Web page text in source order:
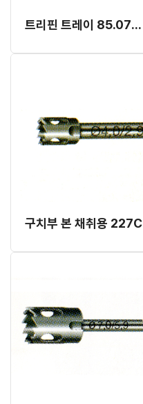
트리핀 트레이 85.070.01 (Helmut Zepf)
구치부 본 채취용 227C